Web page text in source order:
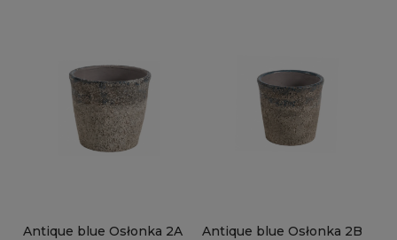
Antique blue Osłonka 2A
Antique blue Osłonka 2B